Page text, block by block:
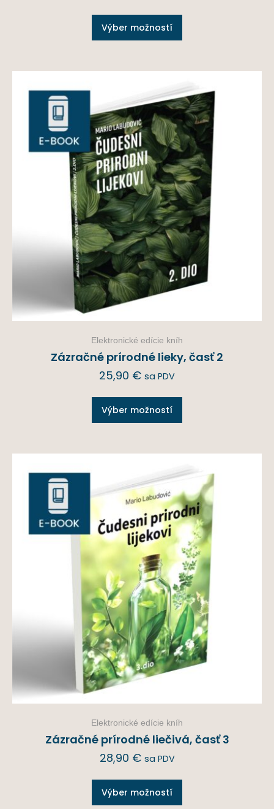
Výber možností
Elektronické edície kníh
Zázračné prírodné lieky, časť 2
25,90 € sa PDV
Výber možností
Elektronické edície kníh
Zázračné prírodné liečivá, časť 3
28,90 € sa PDV
Výber možností